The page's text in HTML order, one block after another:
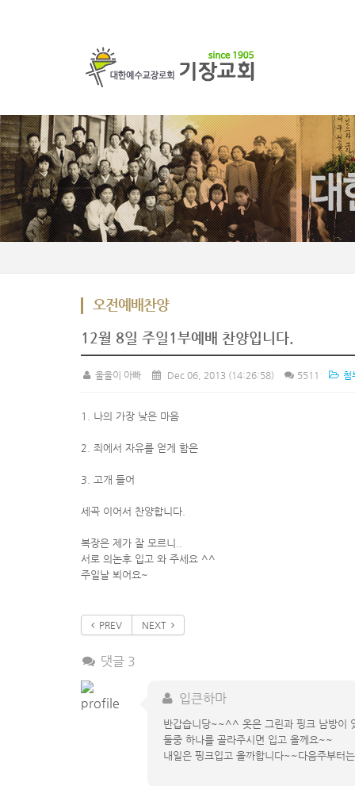
오전예배찬양
12월 8일 주일1부예배 찬양입니다.
울울이 아빠 Dec 06, 2013 (14:26:58) 5511 첨
1. 나의 가장 낮은 마음
2. 죄에서 자유를 얻게 함은
3. 고개 들어
세곡 이어서 찬양합니다.
복장은 제가 잘 모르니..
서로 의논후 입고 와 주세요 ^^
주일날 뵈어요~
PREV NEXT
댓글 3
입큰하마
반갑습니당~~^^ 옷은 그린과 핑크 남방이
둘중 하나를 골라주시면 입고 올께요~~
내일은 핑크입고 올까합니다~~다음주부터